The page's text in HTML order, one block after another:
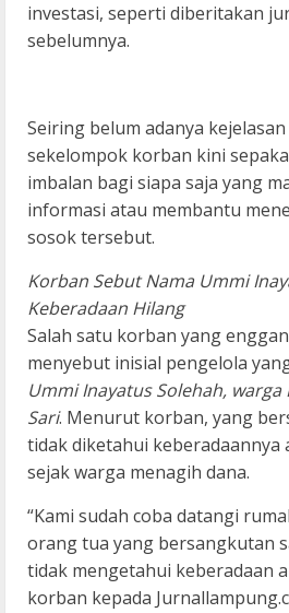
investasi, seperti diberitakan
sebelumnya.
Seiring belum adanya
sekelompok korban kini
imbalan bagi siapa saja yang
informasi atau membantu
sosok tersebut.
Korban Sebut Nama Ummi
Keberadaan Hilang
Salah satu korban yang
menyebut inisial pengelola
Ummi Inayatus Solehah,
Sari. Menurut korban, yang
tidak diketahui keberadaannya
sejak warga menagih dana.
“Kami sudah coba datangi
orang tua yang bersangkutan
tidak mengetahui keberadaan
korban kepada